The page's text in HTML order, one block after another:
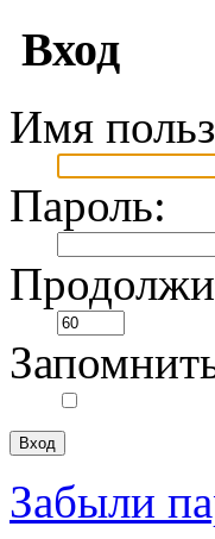
Вход
Имя
Пароль:
Забыли